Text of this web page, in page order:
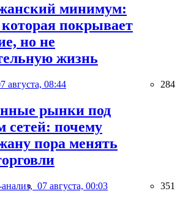
минимум:
которая покрывает
но не
жизнь
августа, 08:44 284
рынки под
сетей: почему
пора менять
07 августа, 00:03 351